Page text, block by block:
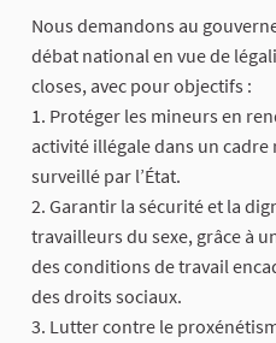
Nous demandons au
débat national en vue de
closes, avec pour objectifs :
1. Protéger les mineurs en
activité illégale dans un
surveillé par l’État.
2. Garantir la sécurité et la
travailleurs du sexe, grâce à
des conditions de travail
des droits sociaux.
3. Lutter contre le